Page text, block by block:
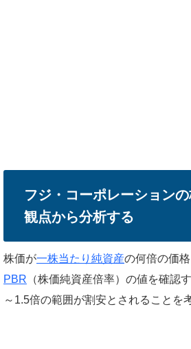
フジ・コーポレーション
観点から分析する
株価が一株当たり純資産の何倍の価
PBR （株価純資産倍率）の値を確認
～1.5倍の範囲が割安とされることを